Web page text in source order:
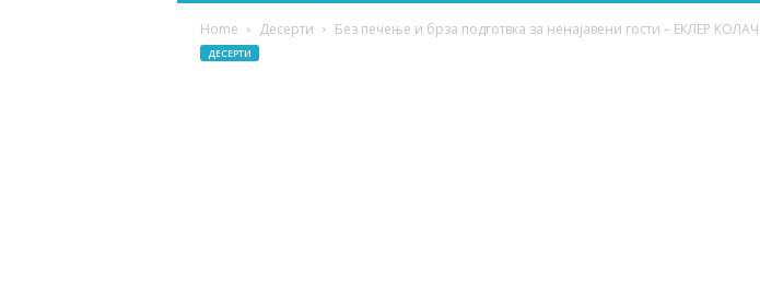
Home Десерти Без печење и брза подготвка за ненајавени гости – ЕКЛЕР КОЛАЧ
ДЕСЕРТИ